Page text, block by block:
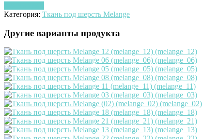
Категория: Ткань под шерсть Melange
Другие варианты продукта